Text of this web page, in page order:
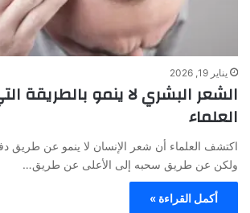
يناير 19, 2026
الشعر البشري لا ينمو بالطريقة
العلماء
اكتشف العلماء أن شعر الإنسان لا ينمو عن طريق
ولكن عن طريق سحبه إلى الأعلى عن طريق…
أكمل القراءة »